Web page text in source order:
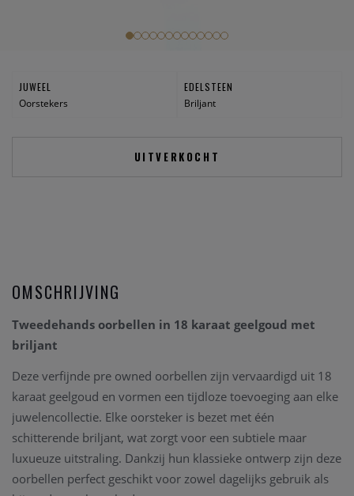
JUWEEL
Oorstekers
EDELSTEEN
Briljant
UITVERKOCHT
OMSCHRIJVING
Tweedehands oorbellen in 18 karaat geelgoud met
briljant
Deze verfijnde pre owned oorbellen zijn vervaardigd uit 18
karaat geelgoud en vormen een tijdloze toevoeging aan elke
juwelencollectie. Elke oorsteker is bezet met één
schitterende briljant, wat zorgt voor een subtiele maar
luxueuze uitstraling. Dankzij hun klassieke ontwerp zijn deze
oorbellen perfect geschikt voor zowel dagelijks gebruik als